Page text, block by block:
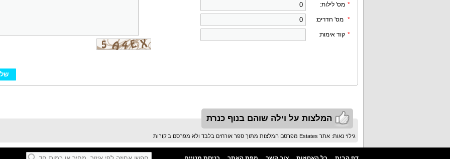
* מס' לילות:
* מס' חדרים:
* קוד אימות:
המלצות על וילה שוהם בנוף כנרת
גילוי נאות: אתר Estates מפרסם המלצות מתוך ספר אורחים בלבד ולא מפרסם ביקורות